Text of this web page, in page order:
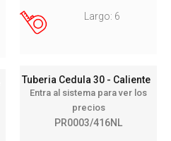
Largo: 6
Tuberia Cedula 30 - Caliente
Entra al sistema para ver los
precios
PR0003/416NL